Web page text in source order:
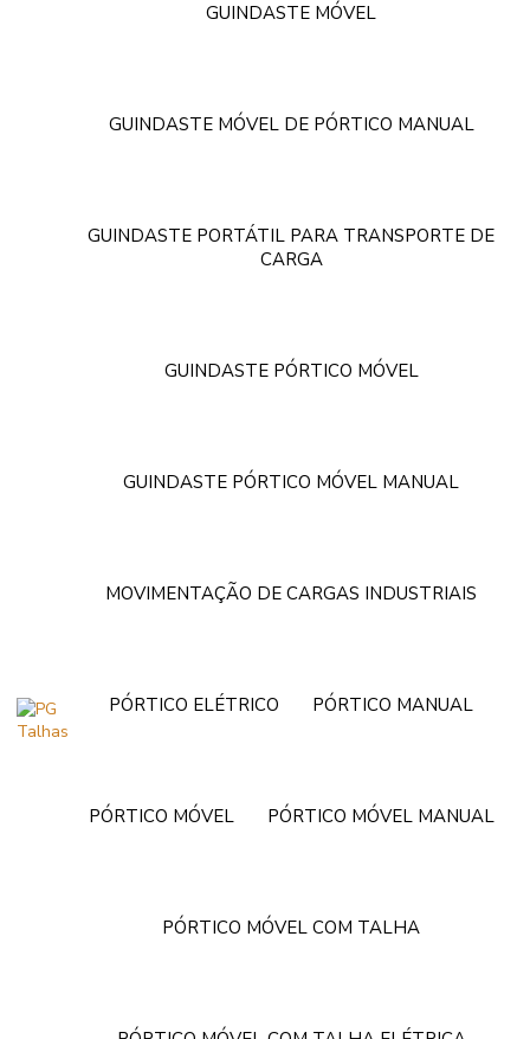
GUINDASTE MÓVEL
GUINDASTE MÓVEL DE PÓRTICO MANUAL
GUINDASTE PORTÁTIL PARA TRANSPORTE DE
CARGA
GUINDASTE PÓRTICO MÓVEL
GUINDASTE PÓRTICO MÓVEL MANUAL
MOVIMENTAÇÃO DE CARGAS INDUSTRIAIS
PÓRTICO ELÉTRICO PÓRTICO MANUAL
PÓRTICO MÓVEL PÓRTICO MÓVEL MANUAL
PÓRTICO MÓVEL COM TALHA